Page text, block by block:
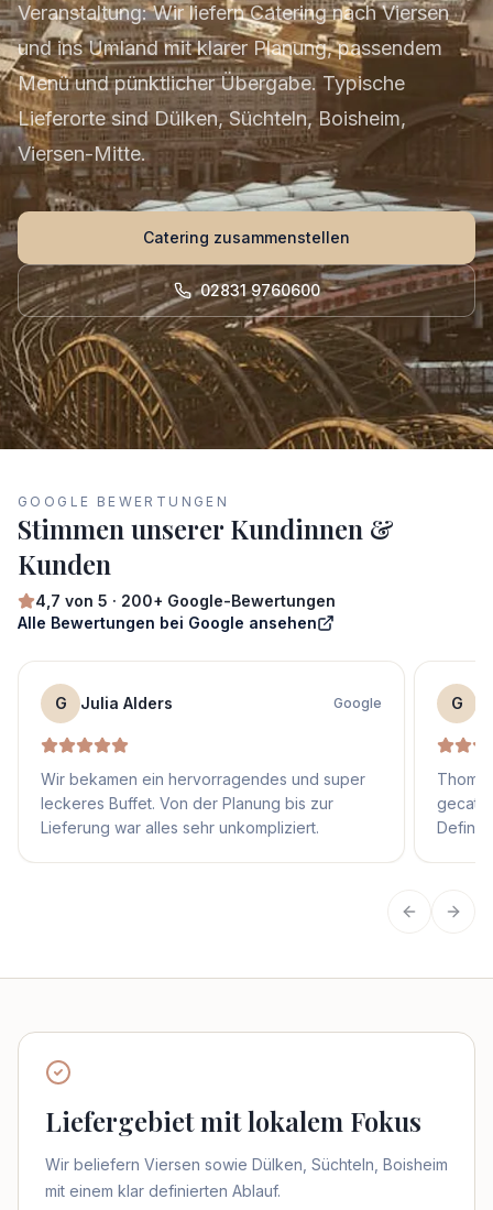
Veranstaltung: Wir liefern Catering nach Viersen
und ins Umland mit klarer Planung, passendem
Menü und pünktlicher Übergabe. Typische
Lieferorte sind Dülken, Süchteln, Boisheim,
Viersen-Mitte.
Catering zusammenstellen
02831 9760600
GOOGLE BEWERTUNGEN
Stimmen unserer Kundinnen &
Kunden
4,7 von 5 · 200+ Google-Bewertungen
Alle Bewertungen bei Google ansehen
G Julia Alders Google
Wir bekamen ein hervorragendes und super
leckeres Buffet. Von der Planung bis zur
Lieferung war alles sehr unkompliziert.
G
Vorherige
Liefergebiet mit lokalem Fokus
Wir beliefern Viersen sowie Dülken, Süchteln, Boisheim
mit einem klar definierten Ablauf.